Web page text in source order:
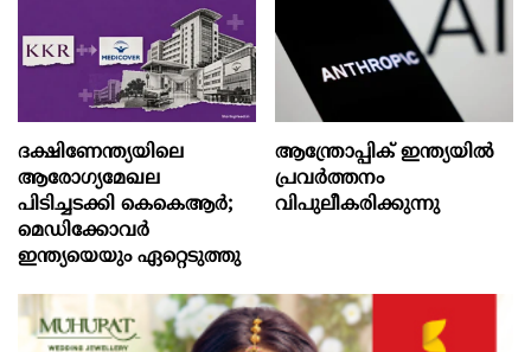
ദക്ഷിണേന്ത്യയിലെ
ആരോഗ്യമേഖല
പിടിച്ചടക്കി കെകെആർ;
മെഡിക്കോവർ
ഇന്ത്യയെയും ഏറ്റെടുത്തു
ആന്ത്രോപ്പിക് ഇന്ത്യയില്‍
പ്രവര്‍ത്തനം
വിപുലീകരിക്കുന്നു